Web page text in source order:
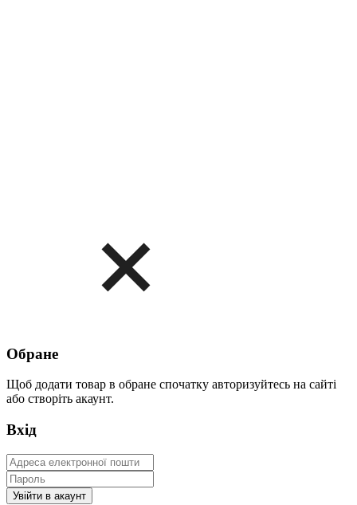
Обране
Щоб додати товар в обране спочатку авторизуйтесь на сайті
або створіть акаунт.
Вхід